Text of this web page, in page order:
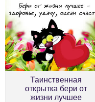
Таинственная
открытка бери от
жизни лучшее